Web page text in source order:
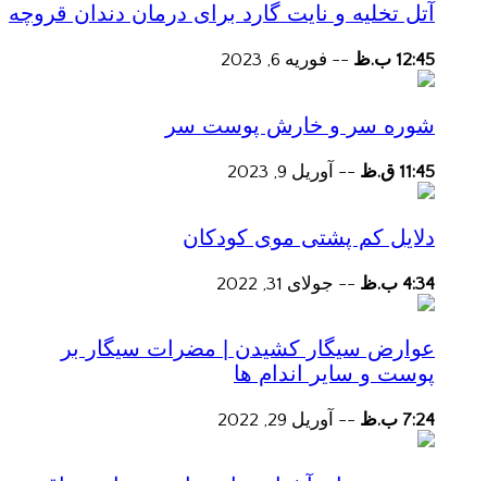
آتل تخلیه و نایت گارد برای درمان دندان قروچه
12:45 ب.ظ -- فوریه 6, 2023
شوره سر و خارش پوست سر
11:45 ق.ظ -- آوریل 9, 2023
دلایل کم پشتی موی کودکان
4:34 ب.ظ -- جولای 31, 2022
عوارض سیگار کشیدن | مضرات سیگار بر
پوست و سایر اندام ها
7:24 ب.ظ -- آوریل 29, 2022